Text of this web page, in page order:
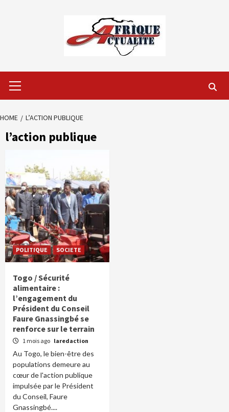
Menu
HOME L’ACTION PUBLIQUE
l’action publique
POLITIQUE SOCIETE
Togo / Sécurité
alimentaire :
l’engagement du
Président du Conseil
Faure Gnassingbé se
renforce sur le terrain
1 mois ago laredaction
Au Togo, le bien-être des
populations demeure au
cœur de l'action publique
impulsée par le Président
du Conseil, Faure
Gnassingbé....